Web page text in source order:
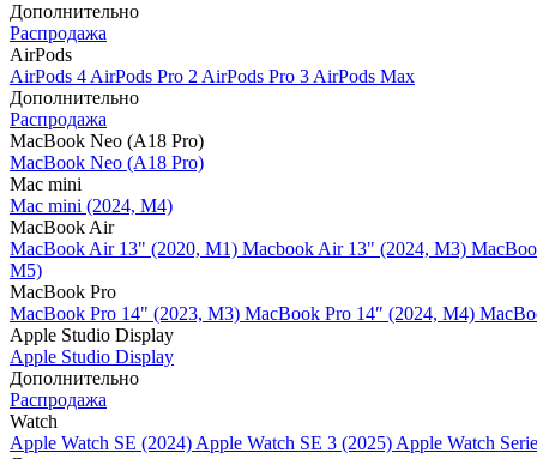
Дополнительно
Распродажа
AirPods
AirPods 4 AirPods Pro 2 AirPods Pro 3 AirPods Max
Дополнительно
Распродажа
MacBook Neo (A18 Pro)
MacBook Neo (A18 Pro)
Mac mini
Mac mini (2024, M4)
MacBook Air
MacBook Air 13" (2020, M1) Macbook Air 13" (2024, M3)
M5)
MacBook Pro
MacBook Pro 14" (2023, M3) MacBook Pro 14″ (2024, M4)
Apple Studio Display
Apple Studio Display
Дополнительно
Распродажа
Watch
Apple Watch SE (2024) Apple Watch SE 3 (2025) Apple Watch